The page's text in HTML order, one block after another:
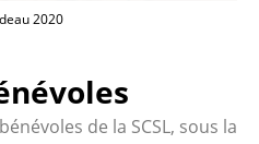
2020
de la SCSL, sous la